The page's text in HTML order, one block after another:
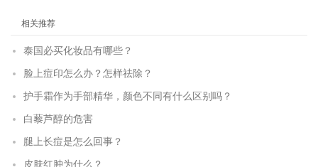
相关推荐
泰国必买化妆品有哪些？
脸上痘印怎么办？怎样祛除？
护手霜作为手部精华，颜色不同有什么区别吗？
白藜芦醇的危害
腿上长痘是怎么回事？
皮肤红肿为什么？